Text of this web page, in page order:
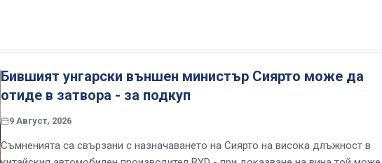
Бившият унгарски външен министър Сиярто може да
отиде в затвора - за подкуп
9 Август, 2026
Съмненията са свързани с назначаването на Сиярто на висока длъжност в